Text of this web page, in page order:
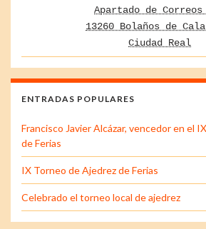
Apartado de Correos
13260 Bolaños de
Ciudad Real
ENTRADAS POPULARES
Francisco Javier Alcázar, vencedor en el
de Ferias
IX Torneo de Ajedrez de Ferias
Celebrado el torneo local de ajedrez